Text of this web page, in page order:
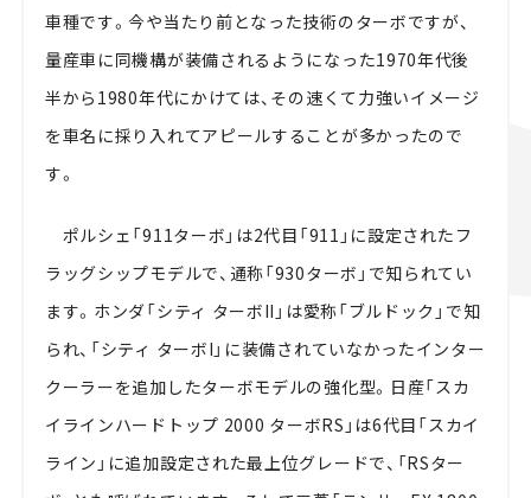
車種です。今や当たり前となった技術のターボですが、
量産車に同機構が装備されるようになった1970年代後
半から1980年代にかけては、その速くて力強いイメージ
を車名に採り入れてアピールすることが多かったので
す。
ポルシェ「911ターボ」は2代目「911」に設定されたフ
ラッグシップモデルで、通称「930ターボ」で知られてい
ます。ホンダ「シティ ターボII」は愛称「ブルドック」で知
られ、「シティ ターボI」に装備されていなかったインター
クーラーを追加したターボモデルの強化型。日産「スカ
イラインハードトップ 2000 ターボRS」は6代目「スカイ
ライン」に追加設定された最上位グレードで、「RSター